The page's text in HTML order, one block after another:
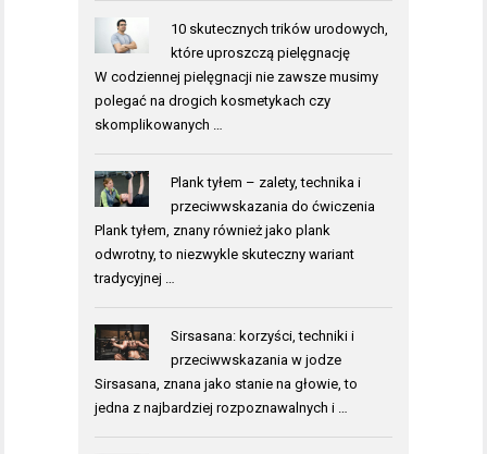
10 skutecznych trików urodowych,
które uproszczą pielęgnację
W codziennej pielęgnacji nie zawsze musimy
polegać na drogich kosmetykach czy
skomplikowanych …
Plank tyłem – zalety, technika i
przeciwwskazania do ćwiczenia
Plank tyłem, znany również jako plank
odwrotny, to niezwykle skuteczny wariant
tradycyjnej …
Sirsasana: korzyści, techniki i
przeciwwskazania w jodze
Sirsasana, znana jako stanie na głowie, to
jedna z najbardziej rozpoznawalnych i …